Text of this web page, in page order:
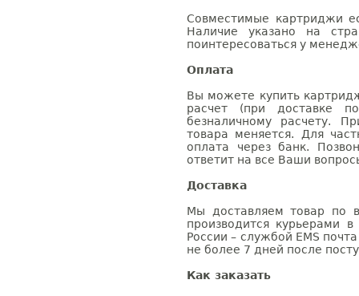
Совместимые картриджи
Наличие указано на
поинтересоваться у
Оплата
Вы можете купить
расчет (при доставке
безналичному расчету.
товара меняется. Для
оплата через банк.
ответит на все Ваши
Доставка
Мы доставляем товар по
производится курьерами
России – службой EMS
не более 7 дней после
Как заказать